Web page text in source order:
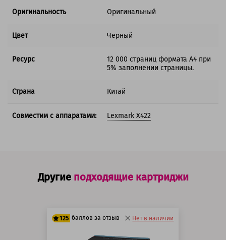
Оригинальность Оригинальный
Цвет Черный
Ресурс
12 000 страниц формата А4 при
5% заполнении страницы.
Страна Китай
Совместим с аппаратами: Lexmark X422
Другие подходящие картриджи
125 баллов за отзыв Нет в наличии